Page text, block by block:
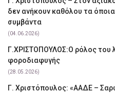
δεν ανήκουν καθόλου τα
συμβάντα
(04.06.2026)
Γ.ΧΡΙΣΤΟΠΟΥΛΟΣ:Ο ρόλος του
φοροδιαφυγής
(28.05.2026)
Γ. Χριστόπουλος: «ΑΑΔΕ –